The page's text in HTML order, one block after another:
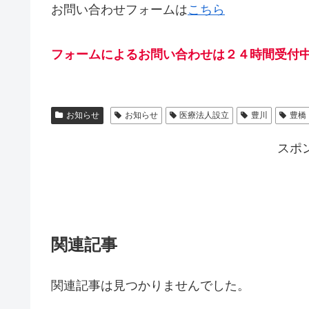
お問い合わせフォームはこちら
フォームによるお問い合わせは２４時間受付中
お知らせ お知らせ 医療法人設立 豊川 豊橋
スポ
関連記事
関連記事は見つかりませんでした。